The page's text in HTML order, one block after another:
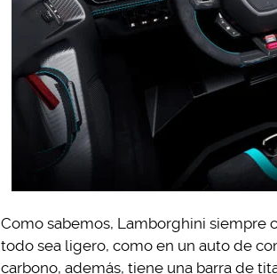
Como sabemos, Lamborghini siempre
todo sea ligero, como en un auto de
carbono, además, tiene una barra de